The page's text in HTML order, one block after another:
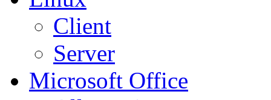
Client
Server
Microsoft Office